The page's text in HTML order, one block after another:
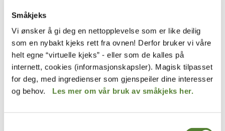
Småkjeks
Vi ønsker å gi deg en nettopplevelse som er like deilig
som en nybakt kjeks rett fra ovnen! Derfor bruker vi våre
helt egne “virtuelle kjeks” - eller som de kalles på
internett, cookies (informasjonskapsler). Magisk tilpasset
for deg, med ingredienser som gjenspeiler dine interesser
og behov. Les mer om vår bruk av småkjeks her.
God fokus på sikkerhet også i hektiske situasjoner
Lyst og interesse for å skape en god stemning blant
barn og voksne
Opplæring:
Alle som får jobb som sesongmedarbeider i Dyreparken, skal
igjennom et opplæringsprogram slik at alle blir trygge på